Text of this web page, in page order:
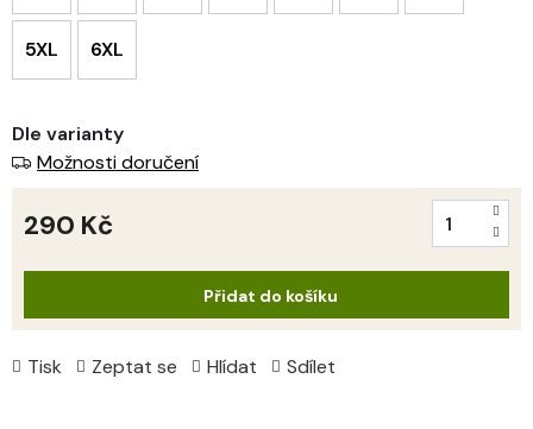
5XL 6XL
Tisk Zeptat se Hlídat Sdílet
Dle varianty
Možnosti doručení
290 Kč
Přidat do košíku